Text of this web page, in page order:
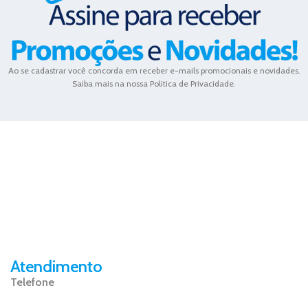
Ao se cadastrar você concorda em receber e-mails promocionais e novidades.
Saiba mais na nossa Politica de Privacidade.
Atendimento
Telefone